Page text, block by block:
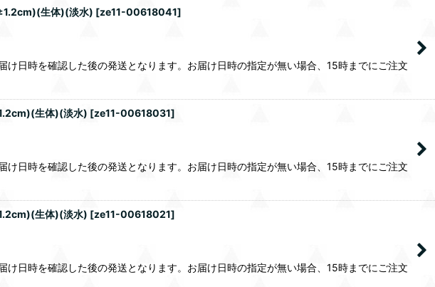
生体)(淡水) [ze11-00618041]
日時を確認した後の発送となります。お届け日時の指定が無い場合、15時までにご注文
生体)(淡水) [ze11-00618031]
日時を確認した後の発送となります。お届け日時の指定が無い場合、15時までにご注文
生体)(淡水) [ze11-00618021]
日時を確認した後の発送となります。お届け日時の指定が無い場合、15時までにご注文